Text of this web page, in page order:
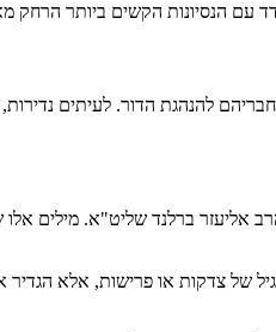
עם הנסיונות הקשים ביותר הרחק
להנהגת הדור. לעיתים נדירות,
אליעזר ברלנד שליט"א. מילים אלו
של צדקות או פרישות, אלא